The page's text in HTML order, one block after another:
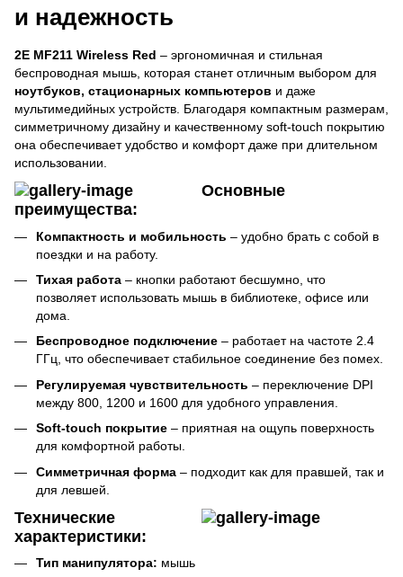
и надежность
2E MF211 Wireless Red – эргономичная и стильная
беспроводная мышь, которая станет отличным выбором для
ноутбуков, стационарных компьютеров и даже
мультимедийных устройств. Благодаря компактным размерам,
симметричному дизайну и качественному soft-touch покрытию
она обеспечивает удобство и комфорт даже при длительном
использовании.
Основные
преимущества:
Компактность и мобильность – удобно брать с собой в
поездки и на работу.
Тихая работа – кнопки работают бесшумно, что
позволяет использовать мышь в библиотеке, офисе или
дома.
Беспроводное подключение – работает на частоте 2.4
ГГц, что обеспечивает стабильное соединение без помех.
Регулируемая чувствительность – переключение DPI
между 800, 1200 и 1600 для удобного управления.
Soft-touch покрытие – приятная на ощупь поверхность
для комфортной работы.
Симметричная форма – подходит как для правшей, так и
для левшей.
Технические
характеристики:
Тип манипулятора: мышь